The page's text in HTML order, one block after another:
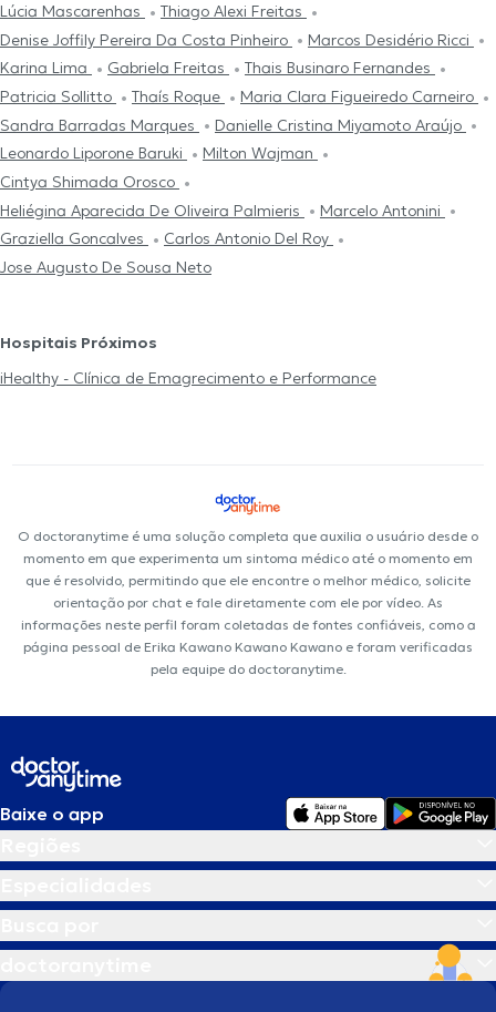
Lúcia Mascarenhas
Thiago Alexi Freitas
Denise Joffily Pereira Da Costa Pinheiro
Marcos Desidério Ricci
Karina Lima
Gabriela Freitas
Thais Businaro Fernandes
Patricia Sollitto
Thaís Roque
Maria Clara Figueiredo Carneiro
Sandra Barradas Marques
Danielle Cristina Miyamoto Araújo
Leonardo Liporone Baruki
Milton Wajman
Cintya Shimada Orosco
Heliégina Aparecida De Oliveira Palmieris
Marcelo Antonini
Graziella Goncalves
Carlos Antonio Del Roy
Jose Augusto De Sousa Neto
Hospitais Próximos
iHealthy - Clínica de Emagrecimento e Performance
O doctoranytime é uma solução completa que auxilia o usuário desde o
momento em que experimenta um sintoma médico até o momento em
que é resolvido, permitindo que ele encontre o melhor médico, solicite
orientação por chat e fale diretamente com ele por vídeo. As
informações neste perfil foram coletadas de fontes confiáveis, como a
página pessoal de Erika Kawano Kawano Kawano e foram verificadas
pela equipe do doctoranytime.
Baixe o app